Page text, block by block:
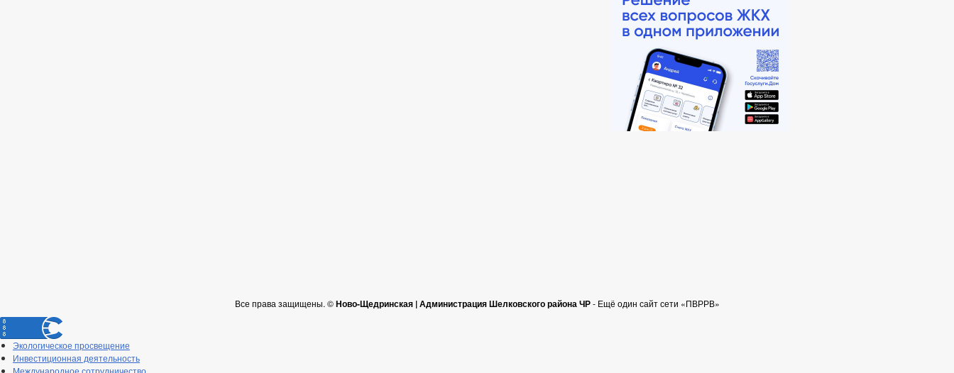
Все права защищены. ©Ново-Щедринская | Администрация Шелковского района ЧР- Ещё один сайт сети «ПВРРВ»
Экологическое просвещение
Инвестиционная деятельность
Международное сотрудничество